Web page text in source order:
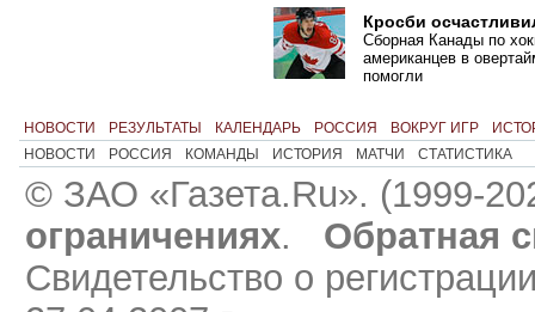
Кросби
Сборная Канады по
американцев в
помогли
НОВОСТИ РЕЗУЛЬТАТЫ КАЛЕНДАРЬ РОССИЯ ВОКРУГ ИГР
НОВОСТИ
РОССИЯ КОМАНДЫ ИСТОРИЯ МАТЧИ СТАТИСТИКА
© ЗАО «Газета.Ru». (1999-
ограничениях.
Обратная
Свидетельство о